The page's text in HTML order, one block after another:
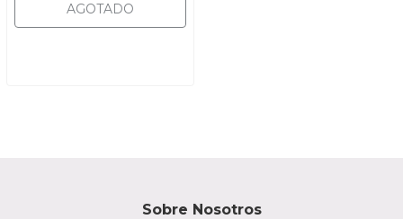
AGOTADO
Sobre Nosotros